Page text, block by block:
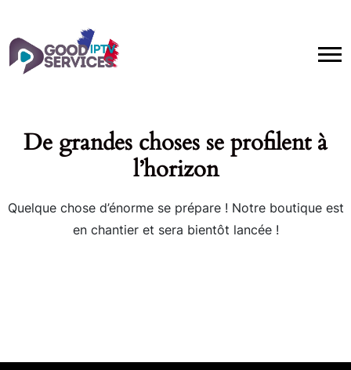
De grandes choses se profilent à
l’horizon
Quelque chose d’énorme se prépare ! Notre boutique est
en chantier et sera bientôt lancée !